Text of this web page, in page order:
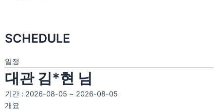
SCHEDULE
일정
대관 김*현 님
기간 : 2026-08-05 ~ 2026-08-05
개요